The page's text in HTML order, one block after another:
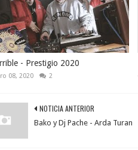
- Prestigio 2020
08, 2020 2
NOTICIA ANTERIOR
Bako y Dj Pache - Arda Turan